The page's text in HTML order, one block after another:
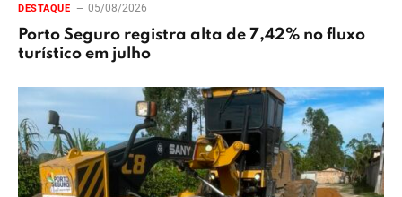
DESTAQUE 05/08/2026
Porto Seguro registra alta de 7,42% no fluxo
turístico em julho